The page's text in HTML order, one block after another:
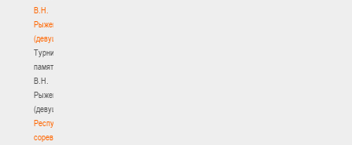
В.Н.
Рыженкова
(девушки)
Турнир
памяти
В.Н.
Рыженкова
(девушки)
Республиканские
соревнования